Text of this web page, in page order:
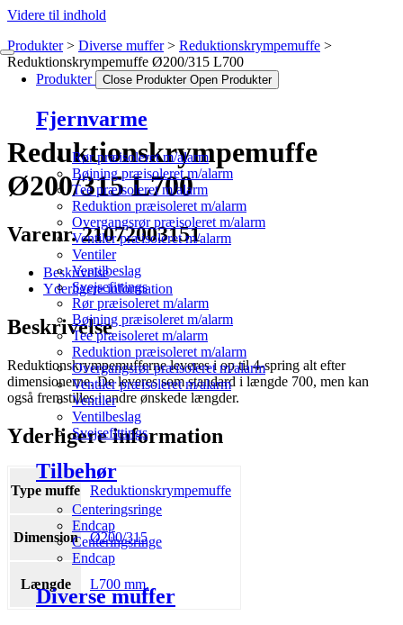
Videre til indhold
Produkter Close Produkter Open Produkter
Fjernvarme
Rør præisoleret m/alarm
Bøjning præisoleret m/alarm
Tee præisoleret m/alarm
Reduktion præisoleret m/alarm
Overgangsrør præisoleret m/alarm
Ventiler præisoleret m/alarm
Ventiler
Ventilbeslag
Svejsefittings
Rør præisoleret m/alarm
Bøjning præisoleret m/alarm
Tee præisoleret m/alarm
Reduktion præisoleret m/alarm
Overgangsrør præisoleret m/alarm
Ventiler præisoleret m/alarm
Ventiler
Ventilbeslag
Svejsefittings
Tilbehør
Centeringsringe
Endcap
Centeringsringe
Endcap
Diverse muffer
Produkter Diverse muffer
Reduktionskrympemuffe
Reduktionskrympemuffe Ø200/315 L700
Reduktionskrympemuffe
Ø200/315 L700
Varenr. 21072003151
Beskrivelse
Yderligere information
Beskrivelse
Reduktionskrympemufferne leveres i op til 4-spring alt efter
dimensionerne. De leveres som standard i længde 700, men kan
også fremstilles i andre ønskede længder.
Yderligere information
Type muffe Reduktionskrympemuffe
Dimension Ø200/315
Længde L700 mm.